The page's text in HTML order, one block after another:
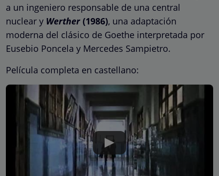
a un ingeniero responsable de una central
nuclear y Werther (1986), una adaptación
moderna del clásico de Goethe interpretada por
Eusebio Poncela y Mercedes Sampietro.
Película completa en castellano: